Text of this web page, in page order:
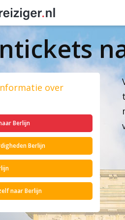
over
Berlijn
Berlijn
naar Berlijn